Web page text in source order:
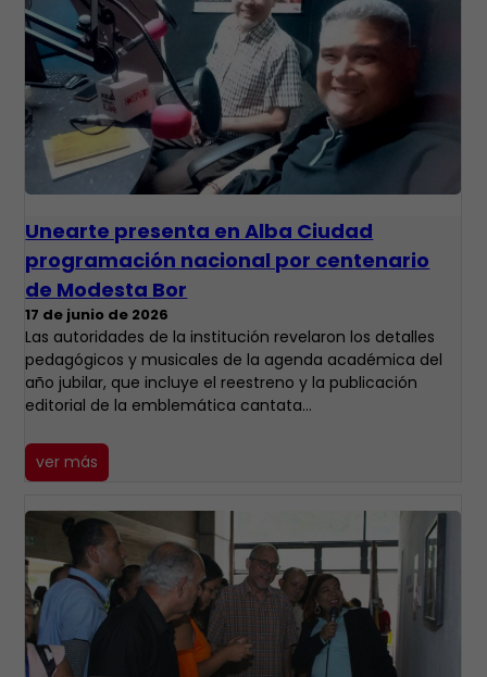
​Unearte presenta en Alba Ciudad
programación nacional por centenario
de Modesta Bor
17 de junio de 2026
Las autoridades de la institución revelaron los detalles
pedagógicos y musicales de la agenda académica del
año jubilar, que incluye el reestreno y la publicación
editorial de la emblemática cantata…
ver más